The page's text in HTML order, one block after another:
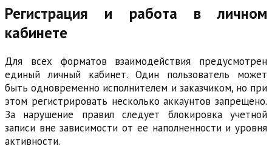
Регистрация и работа в личном
кабинете
Для всех форматов взаимодействия предусмотрен
единый личный кабинет. Один пользователь может
быть одновременно исполнителем и заказчиком, но при
этом регистрировать несколько аккаунтов запрещено.
За нарушение правил следует блокировка учетной
записи вне зависимости от ее наполненности и уровня
активности.